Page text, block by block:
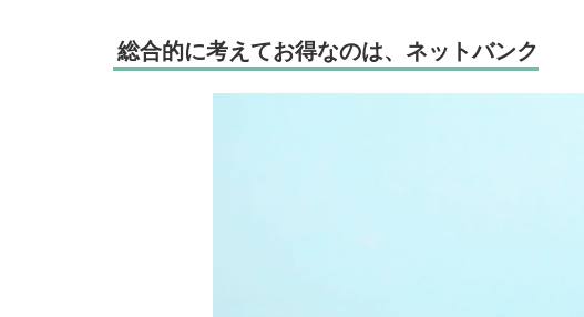
総合的に考えてお得なのは、ネットバンク